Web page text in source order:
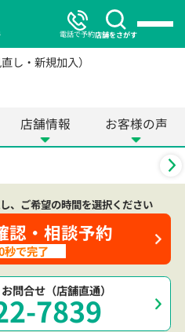
電話で予約店舗をさがす
し・新規加入）
店舗情報 お客様の声
問合せ（店舗直通）
7839
、ご希望の時間を選択ください
認・相談予約
秒で完了